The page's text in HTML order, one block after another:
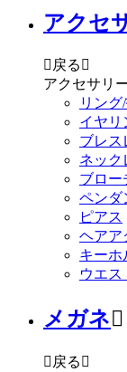
アクセ
戻る 
アクセサリ
リング
イヤリ
ブレス
ネック
ブロー
ペンダ
ピアス
ヘアア
キーホ
ウエス
メガネ
 戻る 